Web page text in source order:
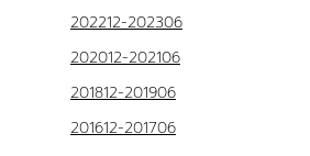
202212-202306
202012-202106
201812-201906
201612-201706